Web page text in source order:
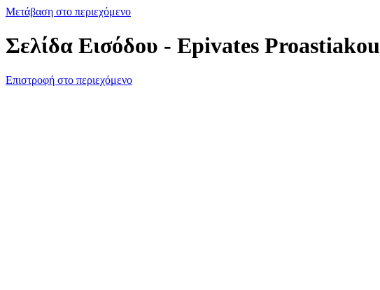
Μετάβαση στο περιεχόμενο
Σελίδα Εισόδου - Epivates Proastiakou
Επιστροφή στο περιεχόμενο